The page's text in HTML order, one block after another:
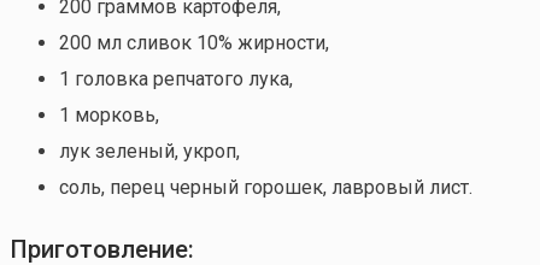
200 граммов картофеля,
200 мл сливок 10% жирности,
1 головка репчатого лука,
1 морковь,
лук зеленый, укроп,
соль, перец черный горошек, лавровый лист.
Приготовление: